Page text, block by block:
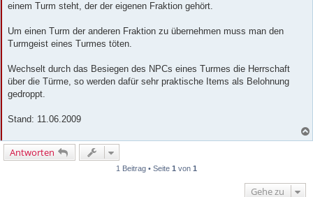
einem Turm steht, der der eigenen Fraktion gehört.
Um einen Turm der anderen Fraktion zu übernehmen muss man den
Turmgeist eines Turmes töten.
Wechselt durch das Besiegen des NPCs eines Turmes die Herrschaft
über die Türme, so werden dafür sehr praktische Items als Belohnung
gedroppt.
Stand: 11.06.2009
Antworten
1 Beitrag • Seite 1 von 1
Gehe zu